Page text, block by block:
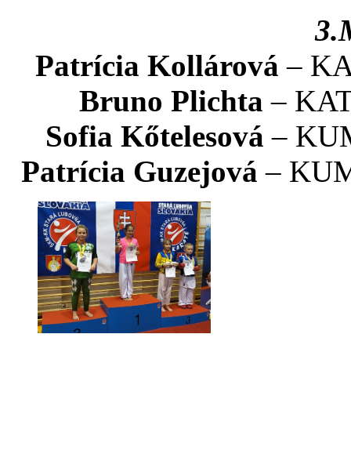
Patrícia Kollárová –
Bruno Plichta –
Sofia Kőtelesová –
Patrícia Guzejová –